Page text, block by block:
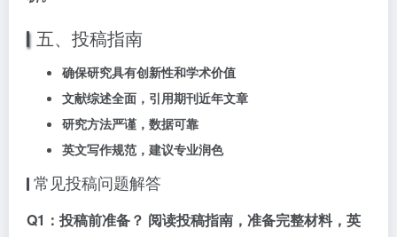
五、投稿指南
确保研究具有创新性和学术价值
文献综述全面，引用期刊近年文章
研究方法严谨，数据可靠
英文写作规范，建议专业润色
常见投稿问题解答
Q1：投稿前准备？ 阅读投稿指南，准备完整材料，英